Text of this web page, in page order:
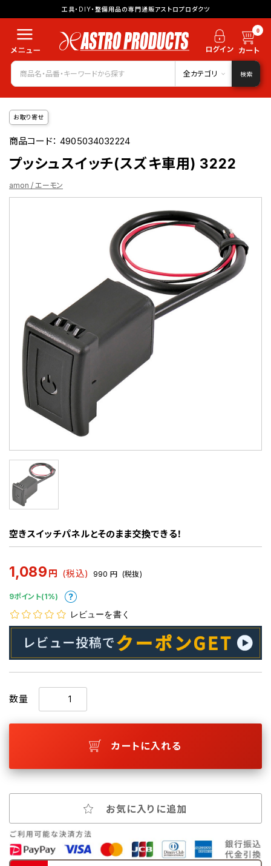
工具・DIY・整備用品の専門通販アストロプロダクツ
0
全カテゴリ 検索
お取り寄せ
商品コード：4905034032224
プッシュスイッチ(スズキ車用) 3222
amon / エーモン
空きスイッチパネルとそのまま交換できる！
1,089 円 (税込) 990 円 (税抜)
9ポイント(1%)
レビューを書く
数量
カートに入れる
お気に入りに追加